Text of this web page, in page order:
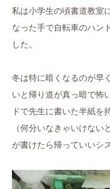
私は小学生の頃書道教室
なった手で自転車のハン
した。
冬は特に暗くなるのが早
いと帰り道が真っ暗で怖
ドで先生に書いた半紙を
（何分いなきゃいけな
が書けたら帰っていいシ